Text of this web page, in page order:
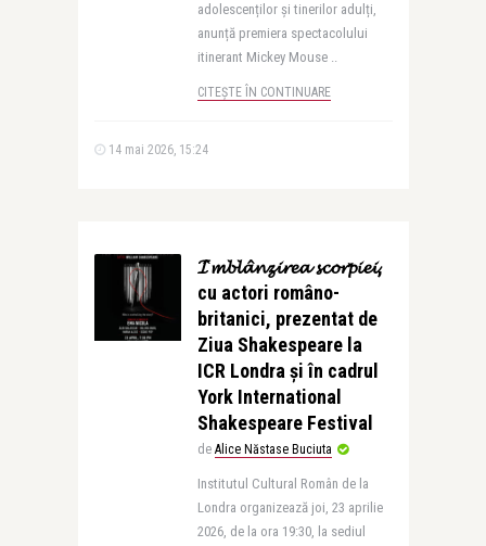
adolescenților și tinerilor adulți,
anunță premiera spectacolului
itinerant Mickey Mouse ..
CITEȘTE ÎN CONTINUARE
14 mai 2026, 15:24
𝓘̂𝓶𝓫𝓵𝓪̂𝓷𝔃𝓲𝓻𝓮𝓪 𝓼𝓬𝓸𝓻𝓹𝓲𝓮𝓲,
cu actori româno-
britanici, prezentat de
Ziua Shakespeare la
ICR Londra și în cadrul
York International
Shakespeare Festival
de Alice Năstase Buciuta
Institutul Cultural Român de la
Londra organizează joi, 23 aprilie
2026, de la ora 19:30, la sediul